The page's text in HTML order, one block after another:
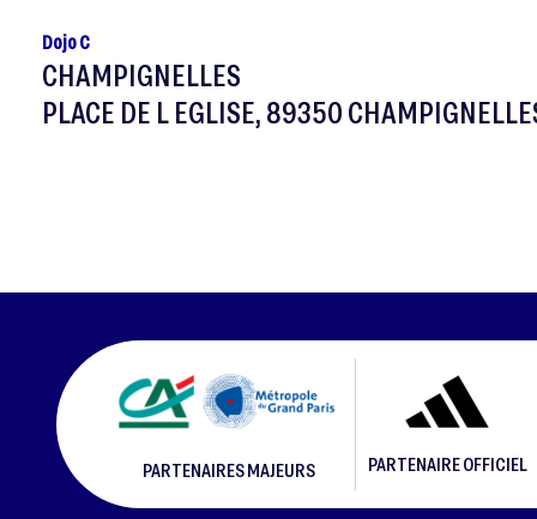
Dojo C
CHAMPIGNELLES
PLACE DE L EGLISE, 89350
PARTENAIRES MAJEURS PARTENAIRE OFFICIEL